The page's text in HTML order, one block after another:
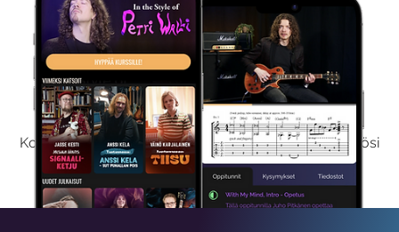
Kokeile Ilmaiseksi
Kokeilemalla ilmaiseksi saat koko sisältömme käyttöösi
viikon ajaksi.